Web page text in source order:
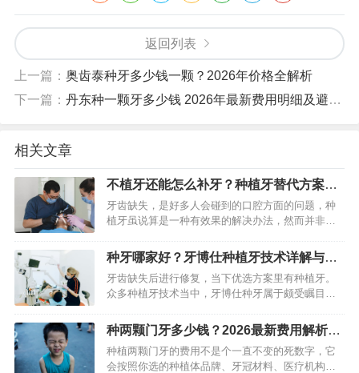
返回列表
上一篇： 奥齿泰种牙多少钱一颗？2026年价格全解析
下一篇： 丹东种一颗牙多少钱 2026年最新费用明细及避坑指南
相关文章
不植牙还能怎么补牙？种植牙替代方案盘
点
牙齿缺失，是好多人会碰到的口腔方面的问题，种
植牙虽说算是一种有效果的解决办法，然而并非对
置、口腔状况以及患者自身的意愿，在临床上，还
有好多成熟又可靠的修复办…
种牙哪家好？牙博仕种植牙技术详解与适
用人群
牙齿缺失后进行修复，当下优选方案里有种植牙。
众多种植牙技术当中，牙博仕种牙属于颇受瞩目的
关注意思。它主要是通过植入人工牙根这种办法，
进而切实恢复牙齿的功能以…
种两颗门牙多少钱？2026最新费用解析与
价格构成
种植两颗门牙的费用不是个一直不变的死数字，它
会按照你选的种植体品牌、牙冠材料、医疗机构、